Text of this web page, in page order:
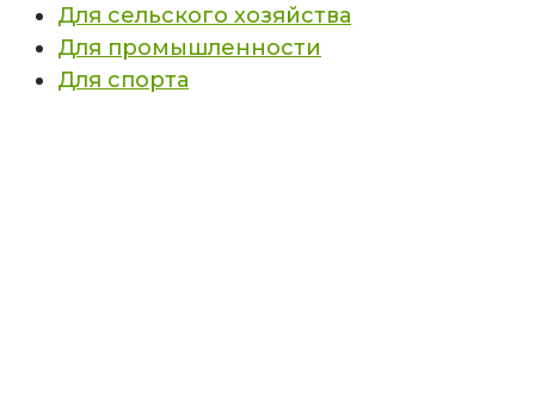
Для сельского хозяйства
Для промышленности
Для спорта